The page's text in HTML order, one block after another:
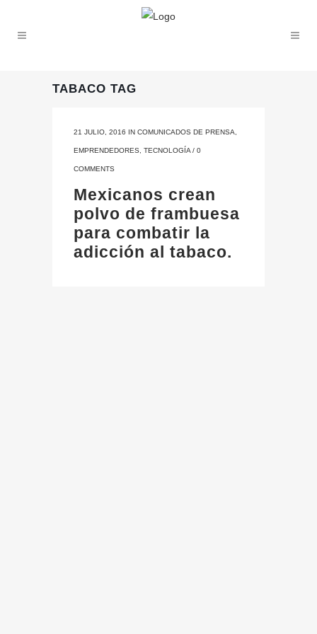
TABACO TAG
21 JULIO, 2016 IN COMUNICADOS DE PRENSA
EMPRENDEDORES TECNOLOGÍA / 0
COMMENTS
Mexicanos crean
polvo de frambuesa
para combatir la
adicción al tabaco.